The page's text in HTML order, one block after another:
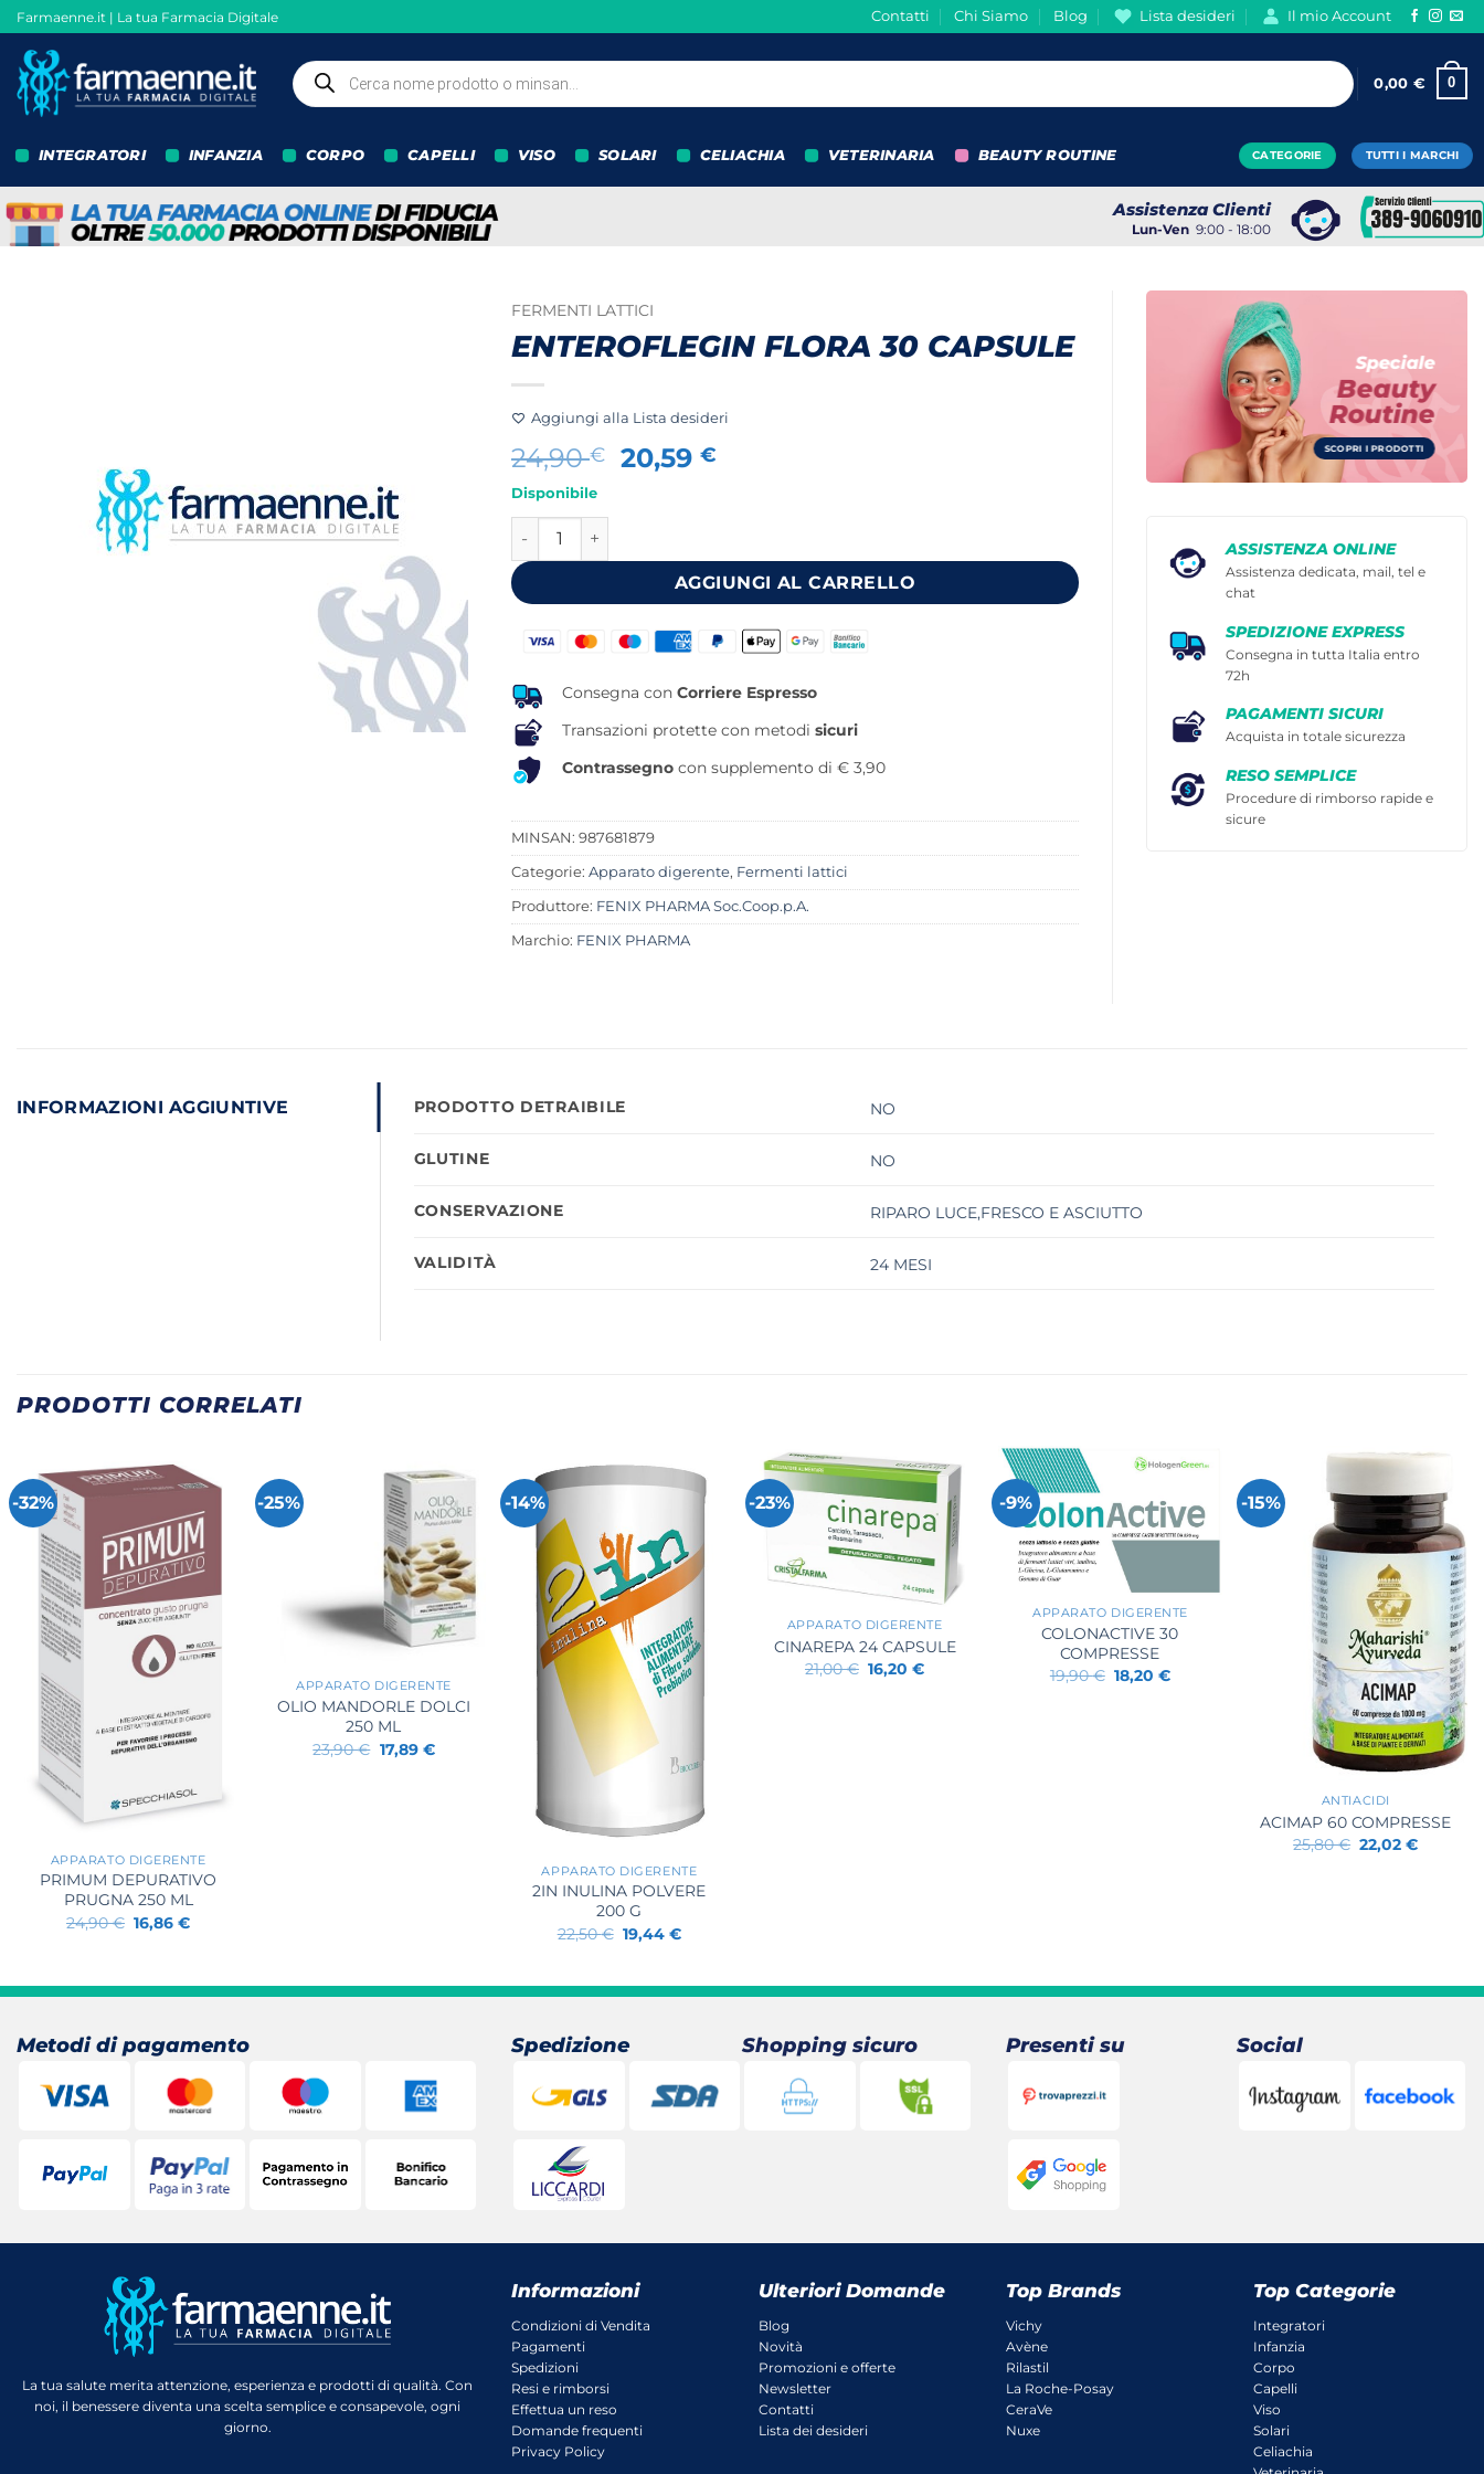
Salta
ai
contenuti
Farmaenne.it | La tua Farmacia Digitale Contatti Chi Siamo Blog Lista desideri Il mio Account
Ricerca
prodotti
0,00 € 0
INTEGRATORI INFANZIA CORPO CAPELLI VISO SOLARI CELIACHIA VETERINARIA BEAUTY ROUTINE CATEGORIE TUTTI I MARCHI
Assistenza Clienti
Lun-Ven 9:00 - 18:00
FERMENTI LATTICI
ENTEROFLEGIN FLORA 30 CAPSULE
Aggiungi alla Lista desideri
24,90€
Il
24,90 €.
20,59€
20,59 €.
Disponibile
ENTEROFLEGIN FLORA 30 CAPSULE quantità
AGGIUNGI AL CARRELLO
Consegna con Corriere Espresso
Transazioni protette con metodi sicuri
Contrassegno con supplemento di € 3,90
MINSAN: 987681879
Categorie: Apparato digerente, Fermenti lattici
Produttore: FENIX PHARMA Soc.Coop.p.A.
Marchio: FENIX PHARMA
Speciale
Beauty
Routine
SCOPRI I PRODOTTI
ASSISTENZA ONLINE
Assistenza dedicata, mail, tel e
chat
SPEDIZIONE EXPRESS
Consegna in tutta Italia entro
72h
PAGAMENTI SICURI
Acquista in totale sicurezza
RESO SEMPLICE
Procedure di rimborso rapide e
sicure
INFORMAZIONI AGGIUNTIVE PRODOTTO DETRAIBILE NO
GLUTINE NO
CONSERVAZIONE RIPARO LUCE,FRESCO E ASCIUTTO
VALIDITÀ 24 MESI
PRODOTTI CORRELATI
-32%
APPARATO DIGERENTE
PRIMUM DEPURATIVO
PRUGNA 250 ML
24,90€ Il
prezzo
24,90 €.
16,86€Il
16,86 €.
-25%
APPARATO DIGERENTE
OLIO MANDORLE DOLCI
250 ML
23,90€ Il
prezzo
17,89 €Il
-14%
APPARATO DIGERENTE
2IN INULINA POLVERE
200 G
22,50€ Il
prezzo
22,50 €.
19,44 €Il
19,44 €.
-23%
+
APPARATO DIGERENTE
CINAREPA 24 CAPSULE
21,00€ Il
prezzo
16,20€Il
-9%
+
APPARATO DIGERENTE
COLONACTIVE 30
COMPRESSE
19,90€ Il
prezzo
18,20€Il
-15%
ANTIACIDI
ACIMAP 60 COMPRESSE
25,80€ Il
prezzo
22,02€Il
Metodi di pagamento Spedizione Shopping sicuro Presenti su Social
La tua salute merita attenzione, esperienza e prodotti di qualità. Con
noi, il benessere diventa una scelta semplice e consapevole, ogni
giorno.
Informazioni
Condizioni di Vendita
Pagamenti
Spedizioni
Resi e rimborsi
Effettua un reso
Domande frequenti
Privacy Policy
Ulteriori Domande
Blog
Novità
Promozioni e offerte
Newsletter
Contatti
Lista dei desideri
Top Brands
Vichy
Avène
Rilastil
La Roche-Posay
CeraVe
Nuxe
Top Categorie
Integratori
Infanzia
Corpo
Capelli
Viso
Solari
Celiachia